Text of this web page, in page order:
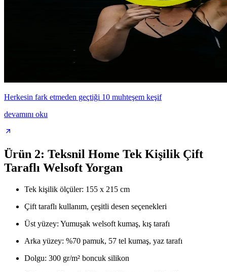
Herkesin fark etmeden geçtiği 10 muhteşem keşif
devamını oku
Ürün 2: Teksnil Home Tek Kişilik Çift
Taraflı Welsoft Yorgan
Tek kişilik ölçüler: 155 x 215 cm
Çift taraflı kullanım, çeşitli desen seçenekleri
Üst yüzey: Yumuşak welsoft kumaş, kış tarafı
Arka yüzey: %70 pamuk, 57 tel kumaş, yaz tarafı
Dolgu: 300 gr/m² boncuk silikon